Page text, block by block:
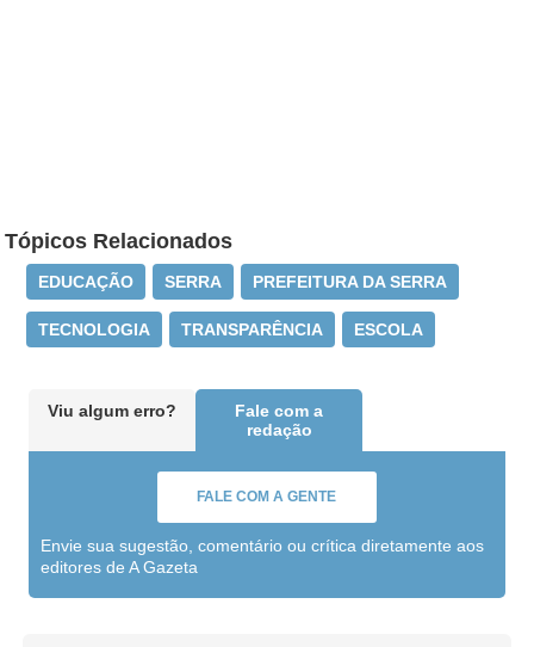
Tópicos Relacionados
EDUCAÇÃO SERRA PREFEITURA DA SERRA
TECNOLOGIA TRANSPARÊNCIA ESCOLA
Viu algum erro?
Fale com a
redação
FALE COM A GENTE
Envie sua sugestão, comentário ou crítica diretamente aos
editores de A Gazeta